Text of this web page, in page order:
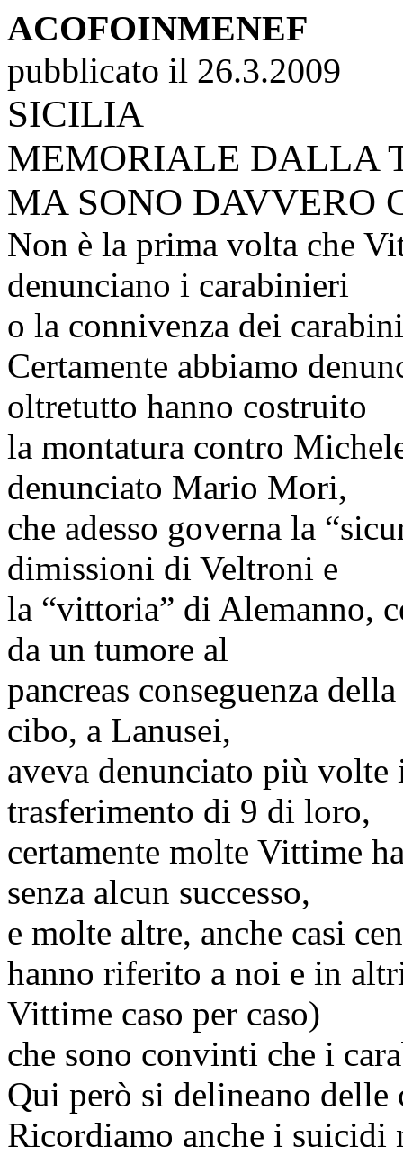
ACOFOINMENEF
pubblicato il 26.3.2009
SICILIA
MEMORIALE DALLA
MA SONO DAVVERO
Non è la prima volta che
denunciano i carabinieri
o la connivenza dei
Certamente abbiamo
oltretutto hanno costruito
la montatura contro
denunciato Mario Mori,
che adesso governa la
dimissioni di Veltroni e
la “vittoria” di Alemanno,
da un tumore al
pancreas conseguenza
cibo, a Lanusei,
aveva denunciato più
trasferimento di 9 di loro,
certamente molte Vittime
senza alcun successo,
e molte altre, anche casi
hanno riferito a noi e in
Vittime caso per caso)
che sono convinti che i
Qui però si delineano
Ricordiamo anche i suicidi